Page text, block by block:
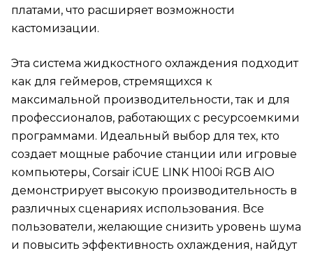
платами, что расширяет возможности
кастомизации.
Эта система жидкостного охлаждения подходит
как для геймеров, стремящихся к
максимальной производительности, так и для
профессионалов, работающих с ресурсоемкими
программами. Идеальный выбор для тех, кто
создает мощные рабочие станции или игровые
компьютеры, Corsair iCUE LINK H100i RGB AIO
демонстрирует высокую производительность в
различных сценариях использования. Все
пользователи, желающие снизить уровень шума
и повысить эффективность охлаждения, найдут